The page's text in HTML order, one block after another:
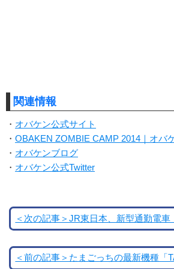
関連情報
・ オバケン公式サイト
・ OBAKEN ZOMBIE CAMP 2014｜オバ
・ オバケンブログ
・ オバケン公式Twitter
＜次の記事＞JR東日本、新型通勤電
＜前の記事＞たまごっちの最新機種「